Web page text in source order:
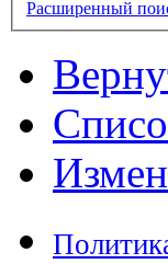
Расширенный